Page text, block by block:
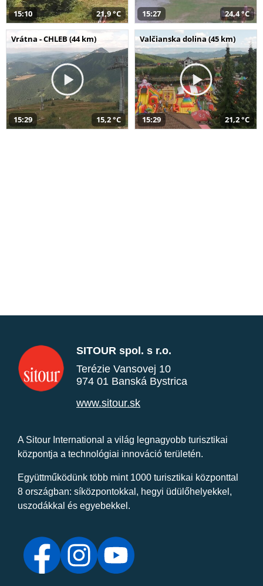
15:10 21,9 °C 15:27 24,4 °C
Vrátna - CHLEB (44 km)
15:29 15,2 °C
Valčianska dolina (45 km)
15:29 21,2 °C
SITOUR spol. s r.o.
Terézie Vansovej 10
974 01 Banská Bystrica
www.sitour.sk
A Sitour International a világ legnagyobb turisztikai
központja a technológiai innováció területén.
Együttműködünk több mint 1000 turisztikai központtal
8 országban: síközpontokkal, hegyi üdülőhelyekkel,
uszodákkal és egyebekkel.